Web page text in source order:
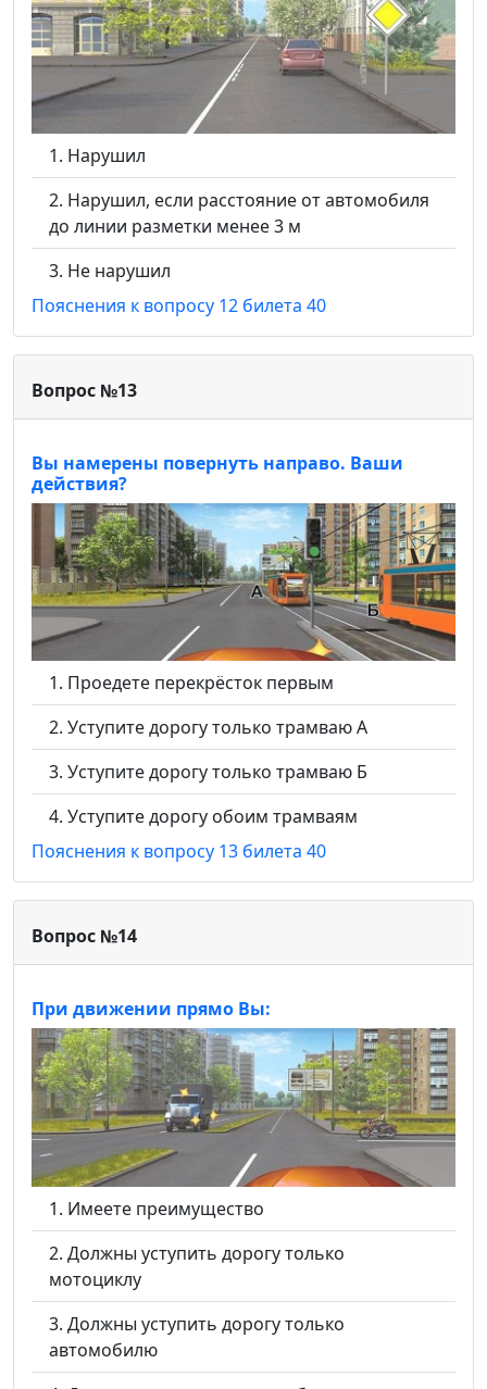
Нарушил
Нарушил, если расстояние от автомобиля
до линии разметки менее 3 м
Не нарушил
Пояснения к вопросу 12 билета 40
Вопрос №13
Вы намерены повернуть направо. Ваши
действия?
Проедете перекрёсток первым
Уступите дорогу только трамваю А
Уступите дорогу только трамваю Б
Уступите дорогу обоим трамваям
Пояснения к вопросу 13 билета 40
Вопрос №14
При движении прямо Вы:
Имеете преимущество
Должны уступить дорогу только
мотоциклу
Должны уступить дорогу только
автомобилю